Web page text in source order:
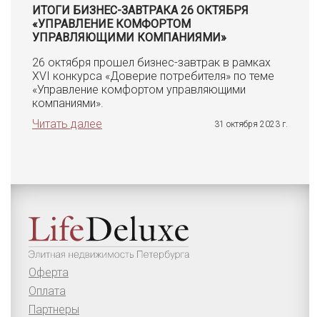
ИТОГИ БИЗНЕС-ЗАВТРАКА 26 ОКТЯБРЯ
«УПРАВЛЕНИЕ КОМФОРТОМ
УПРАВЛЯЮЩИМИ КОМПАНИЯМИ»
26 октября прошел бизнес-завтрак в рамках
XVI конкурса «Доверие потребителя» по теме
«Управление комфортом управляющими
компаниями».
Читать далее
31 октября 2023 г.
Оферта
Оплата
Партнеры